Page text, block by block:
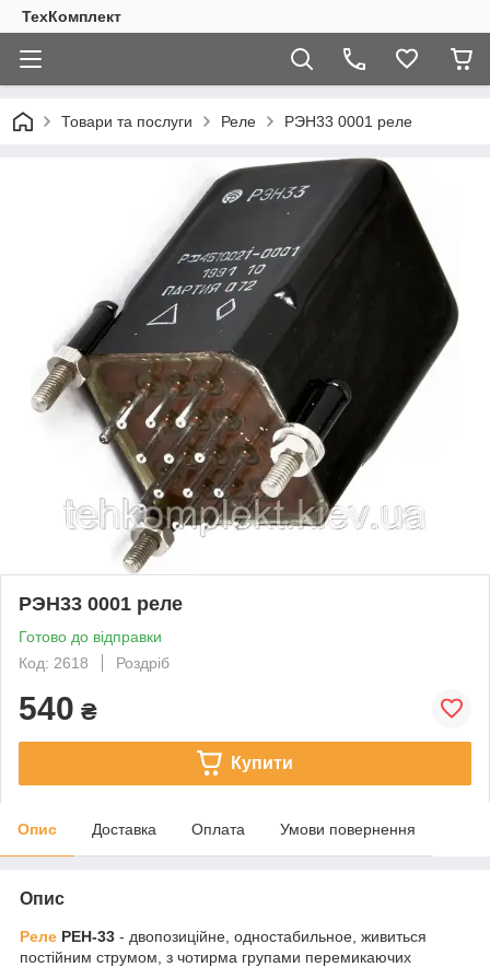
ТехКомплект
Товари та послуги Реле РЭН33 0001 реле
РЭН33 0001 реле
Готово до відправки
Код: 2618
Роздріб
540 ₴
Купити
Опис Доставка Оплата Умови повернення
Опис
Реле РЕН-33 - двопозиційне, одностабильное, живиться
постійним струмом, з чотирма групами перемикаючих